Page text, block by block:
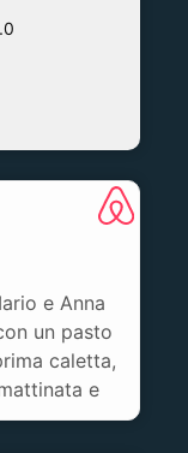
e Anna
un pasto
caletta,
e